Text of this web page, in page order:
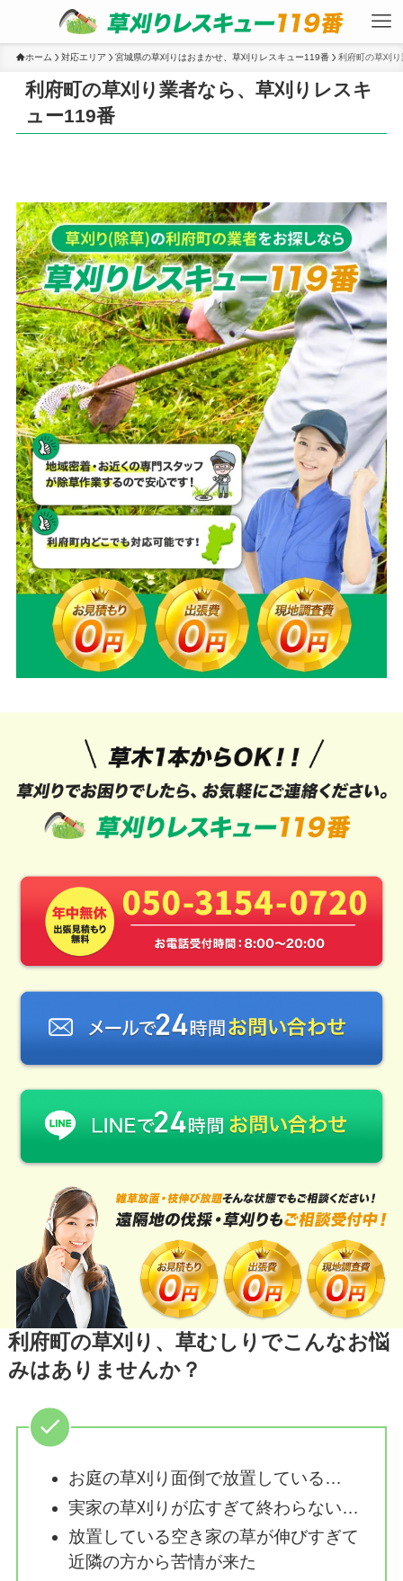
ホーム 対応エリア 宮城県の草刈りはおまかせ、草刈りレスキュー119番 利府町の草刈
利府町の草刈り業者なら、草刈りレスキ
ュー119番
利府町の草刈り、草むしりでこんなお悩
みはありませんか？
お庭の草刈り面倒で放置している…
実家の草刈りが広すぎて終わらない…
放置している空き家の草が伸びすぎて
近隣の方から苦情が来た